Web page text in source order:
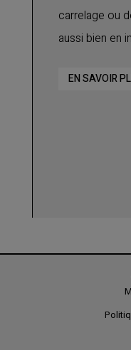
carrelage ou
aussi bien en
piétons
EN SAVOIR